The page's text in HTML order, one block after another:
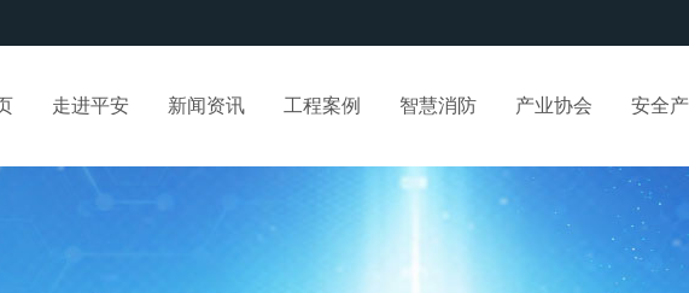
走进平安 新闻资讯 工程案例 智慧消防 产业协会 安全